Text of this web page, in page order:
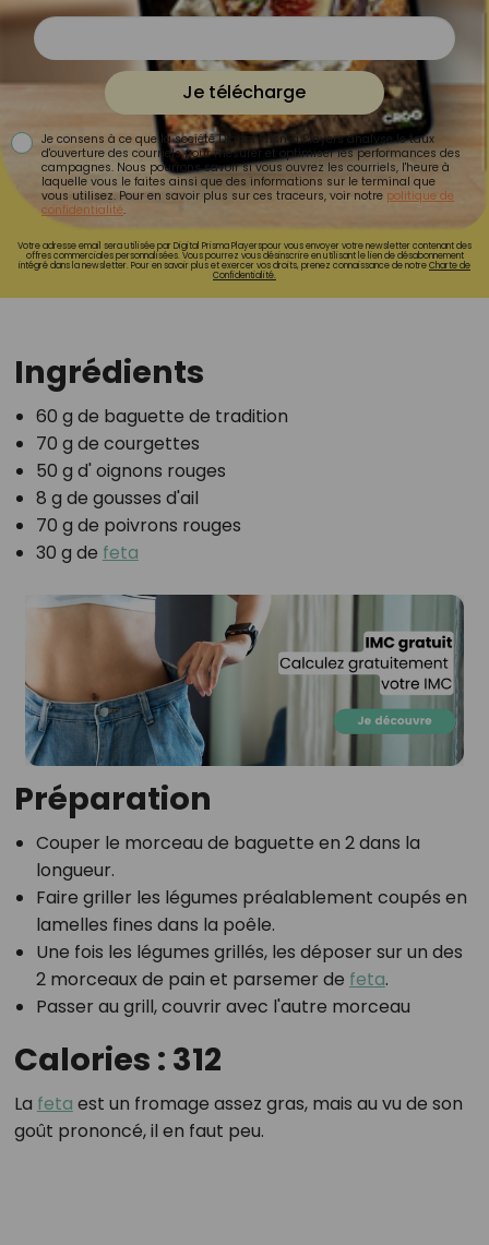
Je télécharge
Je consens à ce que la société Digital Prisma Players analyse le taux
d'ouverture des courriels pour mesurer et optimiser les performances des
campagnes. Nous pourrons savoir si vous ouvrez les courriels, l'heure à
laquelle vous le faites ainsi que des informations sur le terminal que
vous utilisez. Pour en savoir plus sur ces traceurs, voir notre politique de
confidentialité.
Votre adresse email sera utilisée par Digital Prisma Playerspour vous envoyer votre newsletter contenant des
offres commerciales personnalisées. Vous pourrez vous désinscrire en utilisant le lien de désabonnement
intégré dans la newsletter. Pour en savoir plus et exercer vos droits, prenez connaissance de notreCharte de
Confidentialité.
Ingrédients
60 g de baguette de tradition
70 g de courgettes
50 g d' oignons rouges
8 g de gousses d'ail
70 g de poivrons rouges
30 g de feta
Préparation
Couper le morceau de baguette en 2 dans la
longueur.
Faire griller les légumes préalablement coupés en
lamelles fines dans la poêle.
Une fois les légumes grillés, les déposer sur un des
2 morceaux de pain et parsemer de feta.
Passer au grill, couvrir avec l'autre morceau
Calories : 312
La feta est un fromage assez gras, mais au vu de son
goût prononcé, il en faut peu.